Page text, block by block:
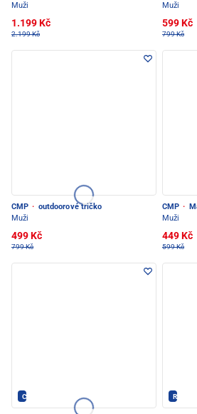
Muži
1.199 Kč
2.199 Kč
Muži
599 Kč
799 Kč
CMP · outdoorové tričko
Muži
499 Kč
799 Kč
CMP ·
Muži
449 Kč
599 Kč
Crazy - PEC POD SNĚŽKOU Rab -